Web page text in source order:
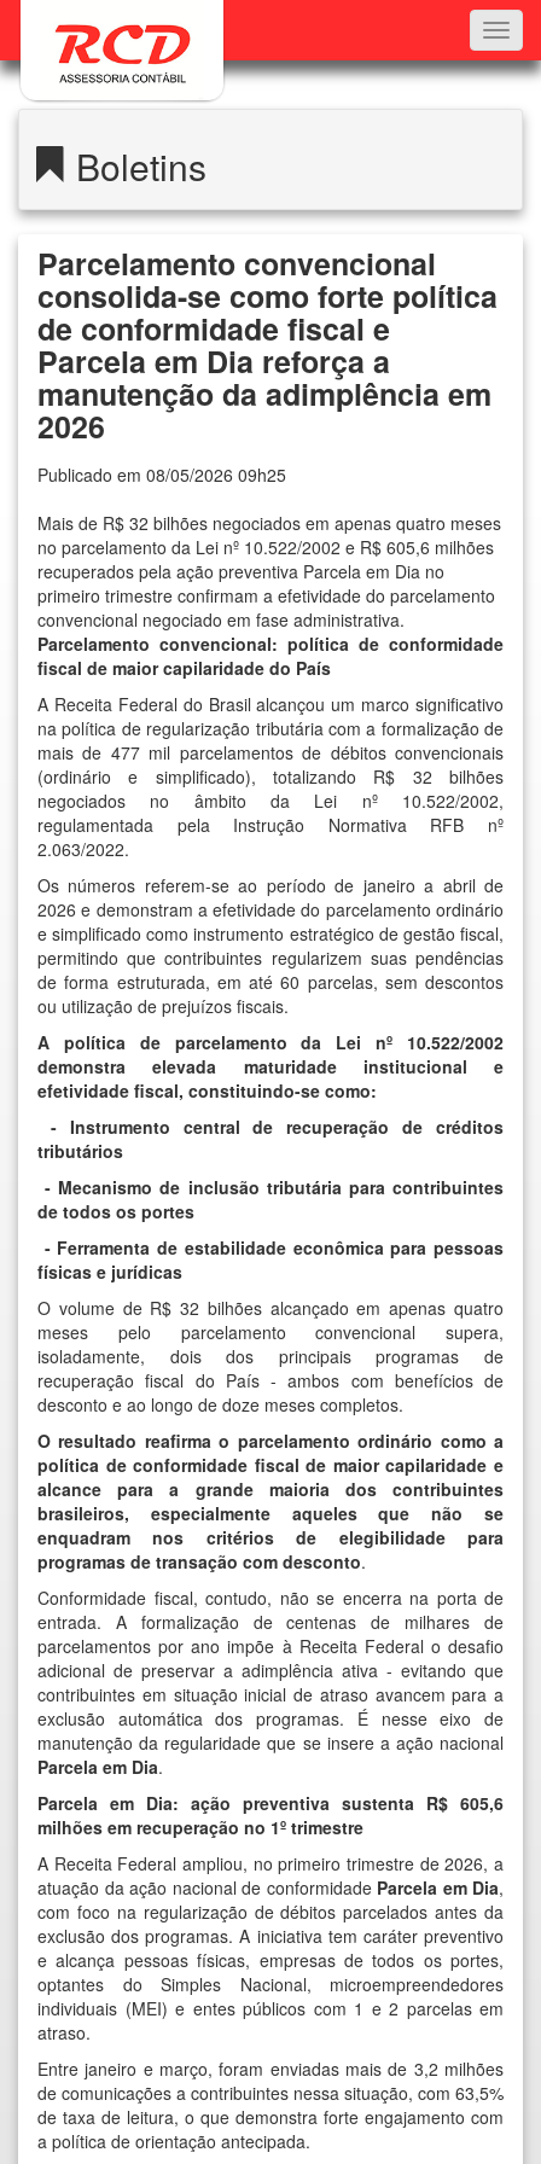
Boletins
Parcelamento convencional
consolida-se como forte política
de conformidade fiscal e
Parcela em Dia reforça a
manutenção da adimplência em
2026
Publicado em 08/05/2026 09h25
Mais de R$ 32 bilhões negociados em apenas quatro meses
no parcelamento da Lei nº 10.522/2002 e R$ 605,6 milhões
recuperados pela ação preventiva Parcela em Dia no
primeiro trimestre confirmam a efetividade do parcelamento
convencional negociado em fase administrativa.
Parcelamento convencional: política de conformidade
fiscal de maior capilaridade do País
A Receita Federal do Brasil alcançou um marco significativo
na política de regularização tributária com a formalização de
mais de 477 mil parcelamentos de débitos convencionais
(ordinário e simplificado), totalizando R$ 32 bilhões
negociados no âmbito da Lei nº 10.522/2002,
regulamentada pela Instrução Normativa RFB nº
2.063/2022.
Os números referem-se ao período de janeiro a abril de
2026 e demonstram a efetividade do parcelamento ordinário
e simplificado como instrumento estratégico de gestão fiscal,
permitindo que contribuintes regularizem suas pendências
de forma estruturada, em até 60 parcelas, sem descontos
ou utilização de prejuízos fiscais.
A política de parcelamento da Lei nº 10.522/2002
demonstra elevada maturidade institucional e
efetividade fiscal, constituindo-se como:
- Instrumento central de recuperação de créditos
tributários
- Mecanismo de inclusão tributária para contribuintes
de todos os portes
- Ferramenta de estabilidade econômica para pessoas
físicas e jurídicas
O volume de R$ 32 bilhões alcançado em apenas quatro
meses pelo parcelamento convencional supera,
isoladamente, dois dos principais programas de
recuperação fiscal do País - ambos com benefícios de
desconto e ao longo de doze meses completos.
O resultado reafirma o parcelamento ordinário como a
política de conformidade fiscal de maior capilaridade e
alcance para a grande maioria dos contribuintes
brasileiros, especialmente aqueles que não se
enquadram nos critérios de elegibilidade para
programas de transação com desconto.
Conformidade fiscal, contudo, não se encerra na porta de
entrada. A formalização de centenas de milhares de
parcelamentos por ano impõe à Receita Federal o desafio
adicional de preservar a adimplência ativa - evitando que
contribuintes em situação inicial de atraso avancem para a
exclusão automática dos programas. É nesse eixo de
manutenção da regularidade que se insere a ação nacional
Parcela em Dia.
Parcela em Dia: ação preventiva sustenta R$ 605,6
milhões em recuperação no 1º trimestre
A Receita Federal ampliou, no primeiro trimestre de 2026, a
atuação da ação nacional de conformidade Parcela em Dia,
com foco na regularização de débitos parcelados antes da
exclusão dos programas. A iniciativa tem caráter preventivo
e alcança pessoas físicas, empresas de todos os portes,
optantes do Simples Nacional, microempreendedores
individuais (MEI) e entes públicos com 1 e 2 parcelas em
atraso.
Entre janeiro e março, foram enviadas mais de 3,2 milhões
de comunicações a contribuintes nessa situação, com 63,5%
de taxa de leitura, o que demonstra forte engajamento com
a política de orientação antecipada.